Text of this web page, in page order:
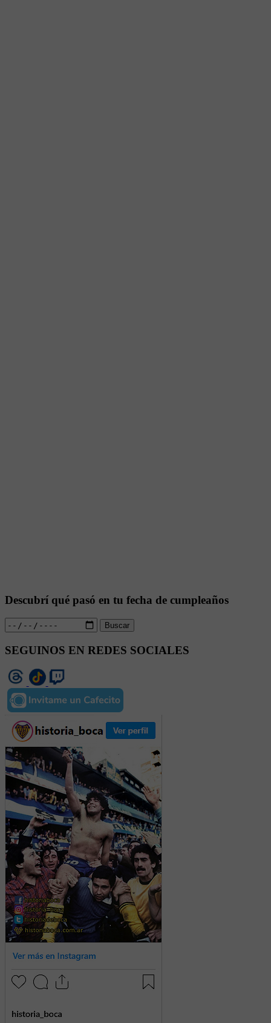
Descubrí qué pasó en tu fecha de cumpleaños
Buscar
SEGUINOS EN REDES SOCIALES